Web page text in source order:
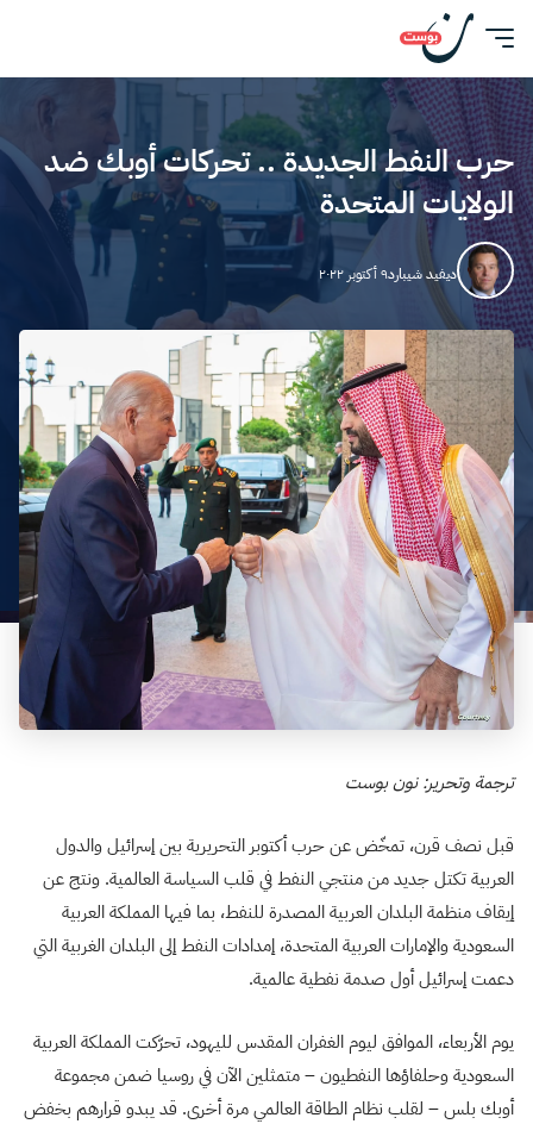
حرب النفط الجديدة .. تحركات أوبك ضد
الولايات المتحدة
ديفيد شيبارد٩ أكتوبر ٢٠٢٢
ترجمة وتحرير: نون بوست
قبل نصف قرن، تمخّض عن حرب أكتوبر التحريرية بين إسرائيل والدول
العربية تكتل جديد من منتجي النفط في قلب السياسة العالمية. ونتج عن
إيقاف منظمة البلدان العربية المصدرة للنفط، بما فيها المملكة العربية
السعودية والإمارات العربية المتحدة، إمدادات النفط إلى البلدان الغربية التي
دعمت إسرائيل أول صدمة نفطية عالمية.
يوم الأربعاء، الموافق ليوم الغفران المقدس لليهود، تحرّكت المملكة العربية
السعودية وحلفاؤها النفطيون – متمثلين الآن في روسيا ضمن مجموعة
أوبك بلس – لقلب نظام الطاقة العالمي مرة أخرى. قد يبدو قرارهم بخفض